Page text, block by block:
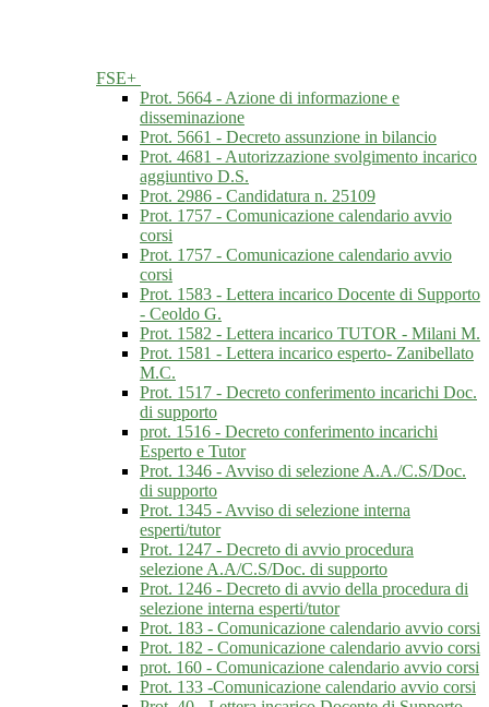
FSE+
Prot. 5664 - Azione di informazione e
disseminazione
Prot. 5661 - Decreto assunzione in bilancio
Prot. 4681 - Autorizzazione svolgimento incarico
aggiuntivo D.S.
Prot. 2986 - Candidatura n. 25109
Prot. 1757 - Comunicazione calendario avvio
corsi
Prot. 1757 - Comunicazione calendario avvio
corsi
Prot. 1583 - Lettera incarico Docente di Supporto
- Ceoldo G.
Prot. 1582 - Lettera incarico TUTOR - Milani M.
Prot. 1581 - Lettera incarico esperto- Zanibellato
M.C.
Prot. 1517 - Decreto conferimento incarichi Doc.
di supporto
prot. 1516 - Decreto conferimento incarichi
Esperto e Tutor
Prot. 1346 - Avviso di selezione A.A./C.S/Doc.
di supporto
Prot. 1345 - Avviso di selezione interna
esperti/tutor
Prot. 1247 - Decreto di avvio procedura
selezione A.A/C.S/Doc. di supporto
Prot. 1246 - Decreto di avvio della procedura di
selezione interna esperti/tutor
Prot. 183 - Comunicazione calendario avvio corsi
Prot. 182 - Comunicazione calendario avvio corsi
prot. 160 - Comunicazione calendario avvio corsi
Prot. 133 -Comunicazione calendario avvio corsi